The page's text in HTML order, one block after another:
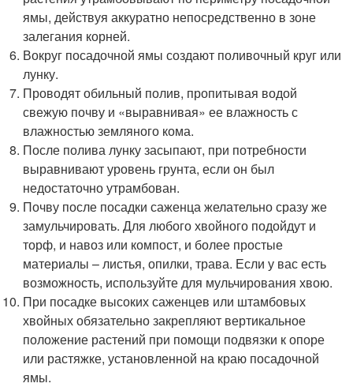
ямы, действуя аккуратно непосредственно в зоне
залегания корней.
Вокруг посадочной ямы создают поливочный круг или
лунку.
Проводят обильный полив, пропитывая водой
свежую почву и «выравнивая» ее влажность с
влажностью земляного кома.
После полива лунку засыпают, при потребности
выравнивают уровень грунта, если он был
недостаточно утрамбован.
Почву после посадки саженца желательно сразу же
замульчировать. Для любого хвойного подойдут и
торф, и навоз или компост, и более простые
материалы – листья, опилки, трава. Если у вас есть
возможность, используйте для мульчирования хвою.
При посадке высоких саженцев или штамбовых
хвойных обязательно закрепляют вертикальное
положение растений при помощи подвязки к опоре
или растяжке, установленной на краю посадочной
ямы.